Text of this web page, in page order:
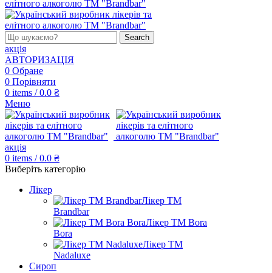
Search
акція
АВТОРИЗАЦІЯ
0 Обране
0 Порівняти
0 items / 0.0 ₴
Меню
акція
0 items / 0.0 ₴
Виберіть категорію
Лікер
Лікер ТМ
Brandbar
Лікер ТМ Bora
Bora
Лікер ТМ
Nadaluxe
Сироп